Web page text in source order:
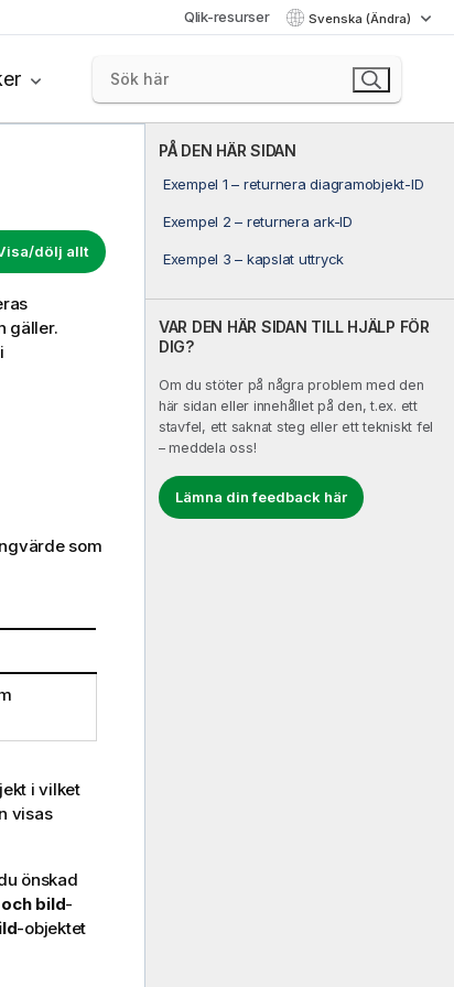
Qlik-resurser Svenska (Ändra)
PÅ DEN HÄR SIDAN
Exempel 1 – returnera diagramobjekt-ID
Exempel 2 – returnera ark-ID
Exempel 3 – kapslat uttryck
VAR DEN HÄR SIDAN TILL HJÄLP FÖR
DIG?
Om du stöter på några problem med den
här sidan eller innehållet på den, t.ex. ett
stavfel, ett saknat steg eller ett tekniskt fel
– meddela oss!
Lämna din feedback här
dölj allt
gäller.
som
i vilket
visas
önskad
bild-
-objektet